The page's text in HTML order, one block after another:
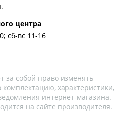
центра
сб-вс 11-16
за собой право изменять
характеристики,
интернет-магазина.
на сайте производителя.